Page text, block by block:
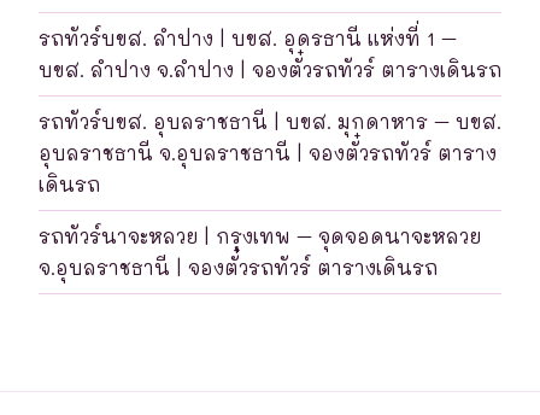
รถทัวร์บขส. ลำปาง | บขส. อุดรธานี แห่งที่ 1 –
บขส. ลำปาง จ.ลำปาง | จองตั๋วรถทัวร์ ตารางเดินรถ
รถทัวร์บขส. อุบลราชธานี | บขส. มุกดาหาร – บขส.
อุบลราชธานี จ.อุบลราชธานี | จองตั๋วรถทัวร์ ตาราง
เดินรถ
รถทัวร์นาจะหลวย | กรุงเทพ – จุดจอดนาจะหลวย
จ.อุบลราชธานี | จองตั๋วรถทัวร์ ตารางเดินรถ